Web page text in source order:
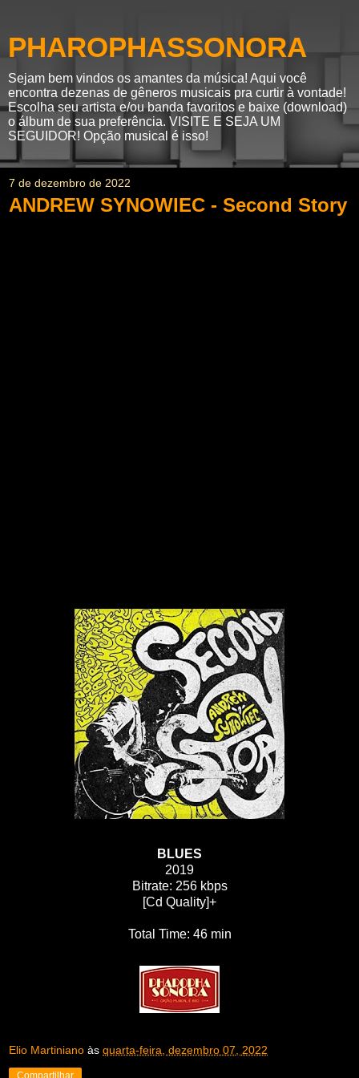
PHAROPHASSONORA
Sejam bem vindos os amantes da música! Aqui você
encontra dezenas de gêneros musicais pra curtir à vontade!
Escolha seu artista e/ou banda favoritos e baixe (download)
o álbum de sua preferência. VISITE E SEJA UM
SEGUIDOR! Opção musical é isso!
7 de dezembro de 2022
ANDREW SYNOWIEC - Second Story
BLUES
2019
Bitrate: 256 kbps
[Cd Quality]+
Total Time: 46 min
Elio Martiniano às quarta-feira, dezembro 07, 2022